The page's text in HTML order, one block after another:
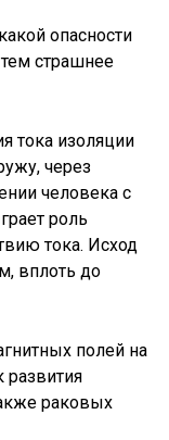
опасности
страшнее
тока изоляции
через
человека с
роль
тока. Исход
вплоть до
полей на
развития
раковых